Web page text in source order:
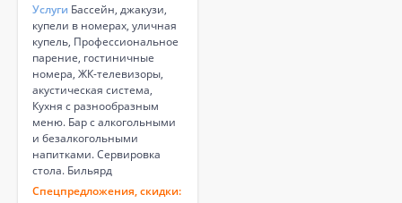
Услуги Бассейн, джакузи,
купели в номерах, уличная
купель, Профессиональное
парение, гостиничные
номера, ЖК-телевизоры,
акустическая система,
Кухня с разнообразным
меню. Бар с алкогольными
и безалкогольными
напитками. Сервировка
стола. Бильярд
Спецпредложения, скидки: